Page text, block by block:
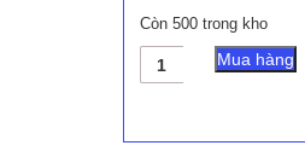
Còn 500 trong kho
Van
Bướm
Điện
Mua hàng